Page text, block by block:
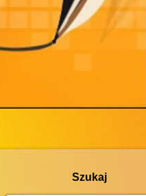
Szukaj